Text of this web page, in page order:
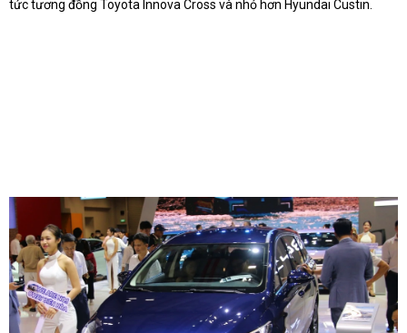
tức tương đồng Toyota Innova Cross và nhỏ hơn Hyundai Custin.